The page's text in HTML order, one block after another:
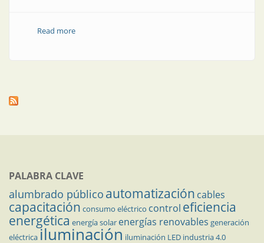
Read moreabout Medidores inteligentes en Argentina:
PALABRA CLAVE
alumbrado público automatización cables
capacitación consumo eléctrico control eficiencia
energética energía solar energías renovables generación
eléctricailuminación iluminación LED industria 4.0